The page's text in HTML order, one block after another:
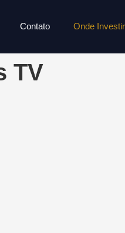
Contato Onde Investir
TV